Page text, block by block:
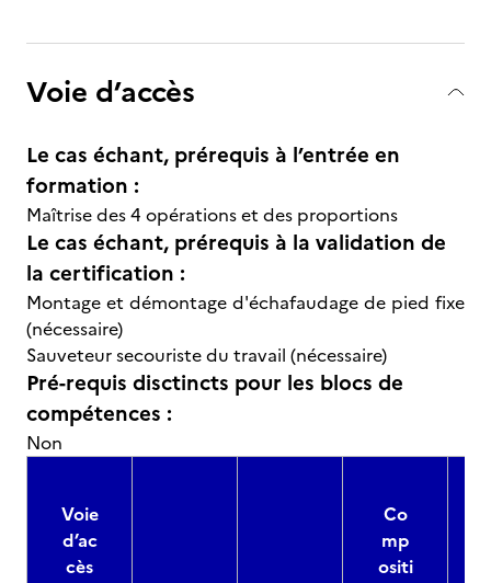
Voie d’accès
Le cas échant, prérequis à l’entrée en
formation :
Maîtrise des 4 opérations et des proportions
Le cas échant, prérequis à la validation de
la certification :
Montage et démontage d'échafaudage de pied fixe
(nécessaire)
Sauveteur secouriste du travail (nécessaire)
Pré-requis disctincts pour les blocs de
compétences :
Non
Voie
d’ac
cès
Co
mp
ositi